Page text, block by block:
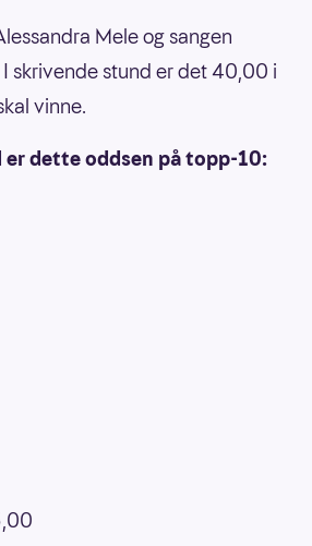
Mele og sangen
I skrivende stund er det 40,00 i
vinne.
dette oddsen på topp-10: